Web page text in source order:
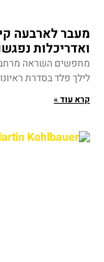
מעבר לארבעה
ואדריכלות
מחפשים השראה מרחבי
לילך פלד בסדרת
קרא עוד »